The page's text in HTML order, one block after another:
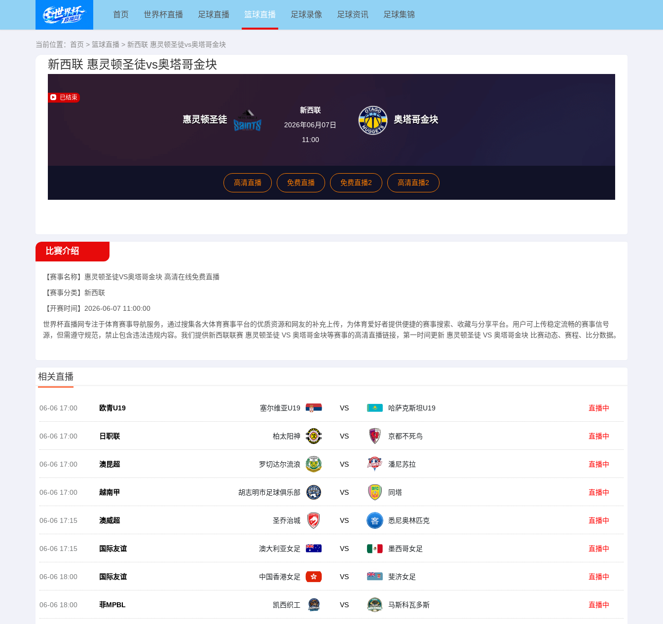
首页 世界杯直播 足球直播 篮球直播 足球录像 足球资讯 足球集锦
当前位置： 首页 > 篮球直播 > 新西联 惠灵顿圣徒vs奥塔哥金块
新西联 惠灵顿圣徒vs奥塔哥金块
已结束
惠灵顿圣徒
新西联
2026年06月07日
11:00
奥塔哥金块
高清直播 免费直播 免费直播2 高清直播2
比赛介绍
【赛事名称】 惠灵顿圣徒VS奥塔哥金块 高清在线免费直播
【赛事分类】 新西联
【开赛时间】 2026-06-07 11:00:00
世界杯直播网专注于体育赛事导航服务，通过搜集各大体育赛事平台的优质资源和网友的补充上传，为体育爱好者提供便捷的赛事搜索、收藏与分享平台。用户可上传稳定流畅的赛事信号
源，但需遵守规范，禁止包含违法违规内容。我们提供新西联联赛 惠灵顿圣徒 VS 奥塔哥金块等赛事的高清直播链接，第一时间更新 惠灵顿圣徒 VS 奥塔哥金块 比赛动态、赛程、比分数据。
相关直播
06-06 17:00 欧青U19 塞尔维亚U19 VS 哈萨克斯坦U19 直播中
06-06 17:00 日职联 柏太阳神 VS 京都不死鸟 直播中
06-06 17:00 澳昆超 罗切达尔流浪 VS 潘尼苏拉 直播中
06-06 17:00 越南甲 胡志明市足球俱乐部 VS 同塔 直播中
06-06 17:15 澳威超 圣乔治城 VS 悉尼奥林匹克 直播中
06-06 17:15 国际友谊 澳大利亚女足 VS 墨西哥女足 直播中
06-06 18:00 国际友谊 中国香港女足 VS 斐济女足 直播中
06-06 18:00 菲MPBL 凯西织工 VS 马斯科瓦多斯 直播中